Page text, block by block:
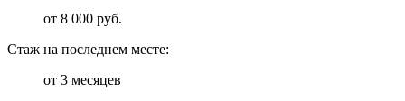
от 8 000 руб.
Стаж на последнем месте:
от 3 месяцев